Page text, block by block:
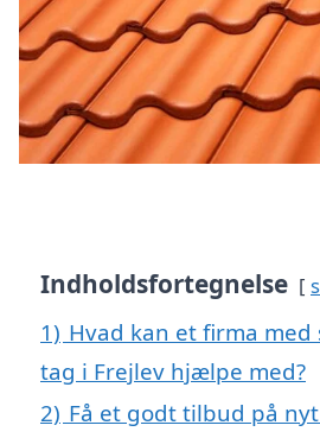
Indholdsfortegnelse
1) Hvad kan et firma med
tag i Frejlev hjælpe med?
2) Få et godt tilbud på